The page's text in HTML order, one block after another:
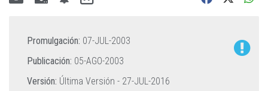
Promulgación: 07-JUL-2003
Publicación: 05-AGO-2003
Versión: Última Versión - 27-JUL-2016